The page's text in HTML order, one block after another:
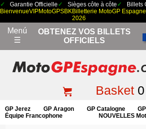
Garantie Officielle Sièges côte à côte
Billets
BienvenueVIPMotoGPSBKBilletterie MotoGP Espagne
2026
Menú
☰
OBTENEZ VOS BILLETS
OFFICIELS
Basket0
GP Jerez GP Aragon GP Catalogne
Équipe Francophone
NOUVELLES